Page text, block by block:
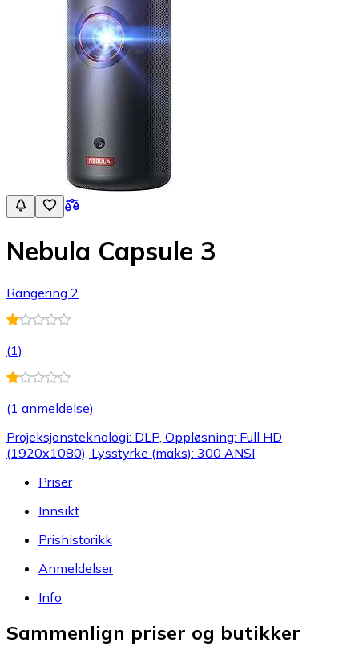
Nebula Capsule 3
Rangering 2
(1)
(1 anmeldelse)
Projeksjonsteknologi: DLP, Oppløsning: Full HD
(1920x1080), Lysstyrke (maks): 300 ANSI
Priser
Innsikt
Prishistorikk
Anmeldelser
Info
Sammenlign priser og butikker